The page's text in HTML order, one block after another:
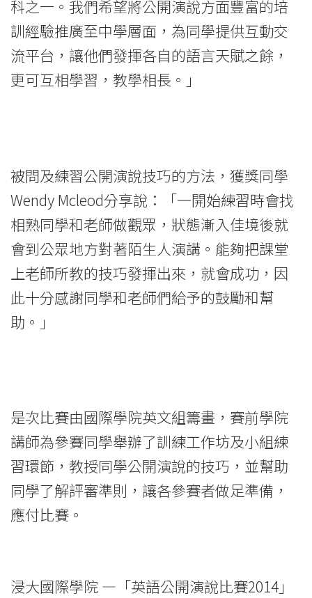
科之一。我們希望將公開演說方面豐富的培
訓經驗推廣至中學層面，為同學提供互動交
流平台，讓他們發揮各自的語言天賦之餘，
更可互相學習，教學相長。」
被問及練習公開演說技巧的方法，獲獎同學
Wendy Mcleod分享說：「一開始練習時會找
相熟同學和老師做觀眾，狀態漸入佳境後就
會到公眾地方對著陌生人演講。能夠把課堂
上老師所教的技巧發揮出來，就會成功，因
此十分感謝同學和老師們給予的鼓勵和幫
助。」
是次比賽由國際學院英文組籌畫，賽前學院
講師為參賽同學舉辦了訓練工作坊及小組練
習環節，教授同學公開演說的技巧，並幫助
同學了解評審準則，讓各參賽者做足準備，
應付比賽。
浸大國際學院 —「英語公開演說比賽2014」